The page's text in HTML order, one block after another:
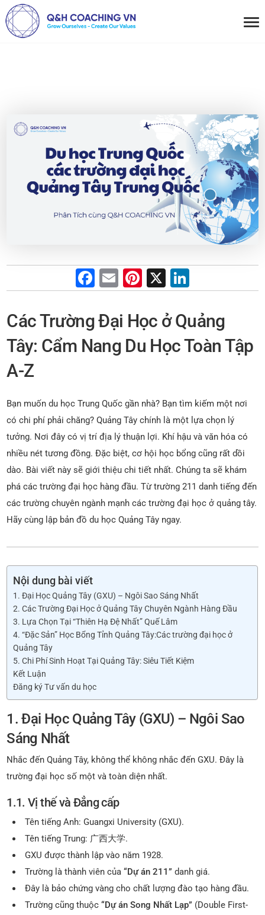
F
a
c
b
k
E
m
ai
l
Pi
nt
er
e
st
X
n
k
e
dI
Các Trường Đại Học ở Quảng
Tây: Cẩm Nang Du Học Toàn Tập
A-Z
Bạn muốn du học Trung Quốc gần nhà? Bạn tìm kiếm một nơi
có chi phí phải chăng? Quảng Tây chính là một lựa chọn lý
tưởng. Nơi đây có vị trí địa lý thuận lợi. Khí hậu và văn hóa có
nhiều nét tương đồng. Đặc biệt, cơ hội học bổng cũng rất dồi
dào. Bài viết này sẽ giới thiệu chi tiết nhất. Chúng ta sẽ khám
phá các trường đại học hàng đầu. Từ trường 211 danh tiếng đến
các trường chuyên ngành mạnh các trường đại học ở quảng tây.
Hãy cùng lập bản đồ du học Quảng Tây ngay.
Nội dung bài viết
1. Đại Học Quảng Tây (GXU) – Ngôi Sao Sáng Nhất
2. Các Trường Đại Học ở Quảng Tây Chuyên Ngành Hàng Đầu
3. Lựa Chọn Tại “Thiên Hạ Đệ Nhất” Quế Lâm
4. “Đặc Sản” Học Bổng Tỉnh Quảng Tây:Các trường đại học ở
Quảng Tây
5. Chi Phí Sinh Hoạt Tại Quảng Tây: Siêu Tiết Kiệm
Kết Luận
Đăng ký Tư vấn du học
1. Đại Học Quảng Tây (GXU) – Ngôi Sao
Sáng Nhất
Nhắc đến Quảng Tây, không thể không nhắc đến GXU. Đây là
trường đại học số một và toàn diện nhất.
1.1. Vị thế và Đẳng cấp
Tên tiếng Anh: Guangxi University (GXU).
Tên tiếng Trung: 广西大学.
GXU được thành lập vào năm 1928.
Trường là thành viên của“Dự án 211” danh giá.
Đây là bảo chứng vàng cho chất lượng đào tạo hàng đầu.
Trường cũng thuộc“Dự án Song Nhất Lạp” (Double First-